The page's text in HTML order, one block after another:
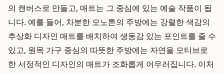
의 캔버스로 만들고, 매트는 그 중심에 있는 예술 작품이 됩
니다. 예를 들어, 차분한 모노톤의 주방에는 강렬한 색감의
추상화 디자인 매트를 배치하여 생동감 있는 포인트를 줄 수
있고, 원목 가구 중심의 따뜻한 주방에는 자연을 모티브로
한 서정적인 디자인의 매트가 조화롭게 어우러집니다. 이처